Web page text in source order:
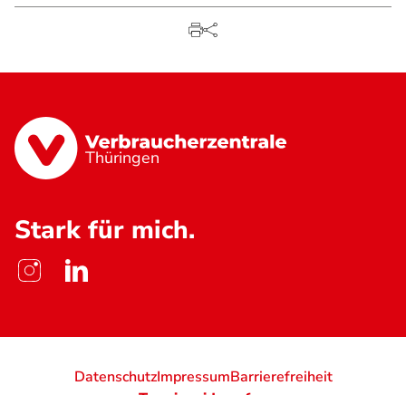
Thüringen
Stark für mich.
DatenschutzImpressumBarrierefreiheit